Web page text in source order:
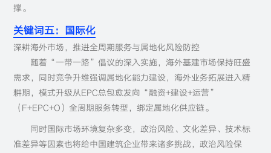
撑。
关键词五：国际化
深耕海外市场，推进全周期服务与属地化风险防控
随着“一带一路”倡议的深入实施，海外基建市场保持旺盛
需求，同时竞争升维强调属地化能力建设，海外业务拓展进入精
耕期，模式升级从EPC总包愈发向“融资+建设+运营”
（F+EPC+O）全周期服务转型，绑定属地化供应链。
同时国际市场环境复杂多变，政治风险、文化差异、技术标
准差异等因素也将给中国建筑企业带来诸多挑战，政治风险保